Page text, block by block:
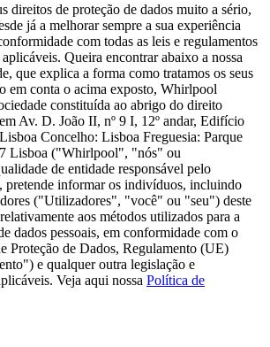
direitos de proteção de dados muito a sério,
já a melhorar sempre a sua experiência
com todas as leis e regulamentos
Queira encontrar abaixo a nossa
que explica a forma como tratamos os seus
em conta o acima exposto, Whirlpool
constituída ao abrigo do direito
Av. D. João II, nº 9 I, 12º andar, Edifício
Concelho: Lisboa Freguesia: Parque
Lisboa ("Whirlpool", "nós" ou
de entidade responsável pelo
pretende informar os indivíduos, incluindo
("Utilizadores", "você" ou "seu") deste
aos métodos utilizados para a
dados pessoais, em conformidade com o
Proteção de Dados, Regulamento (UE)
e qualquer outra legislação e
Veja aqui nossa Política de